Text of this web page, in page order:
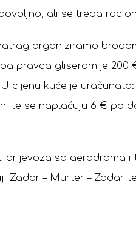
ali se treba
organiziramo
pravca gliserom je
cijenu kuće je
te se naplaćuju 6 € po
prijevoza sa aerodroma i
Zadar – Murter – Zadar